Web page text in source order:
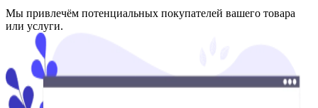
Мы привлечём потенциальных покупателей вашего товара
или услуги.